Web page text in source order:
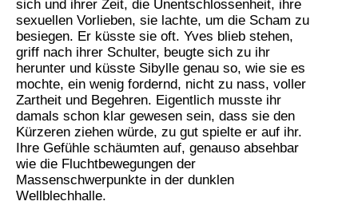
sich und ihrer Zeit, die Unentschlossenheit, ihre
sexuellen Vorlieben, sie lachte, um die Scham zu
besiegen. Er küsste sie oft. Yves blieb stehen,
griff nach ihrer Schulter, beugte sich zu ihr
herunter und küsste Sibylle genau so, wie sie es
mochte, ein wenig fordernd, nicht zu nass, voller
Zartheit und Begehren. Eigentlich musste ihr
damals schon klar gewesen sein, dass sie den
Kürzeren ziehen würde, zu gut spielte er auf ihr.
Ihre Gefühle schäumten auf, genauso absehbar
wie die Fluchtbewegungen der
Massenschwerpunkte in der dunklen
Wellblechhalle.